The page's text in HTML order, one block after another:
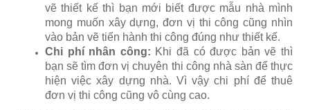
vẽ thiết kế thì bạn mới biết được mẫu nhà mình
mong muốn xây dựng, đơn vị thi công cũng nhìn
vào bản vẽ tiến hành thi công đúng như thiết kế.
Chi phí nhân công: Khi đã có được bản vẽ thì
bạn sẽ tìm đơn vị chuyên thi công nhà sàn để thực
hiện việc xây dựng nhà. Vì vậy chi phí để thuê
đơn vị thi công cũng vô cùng cao.